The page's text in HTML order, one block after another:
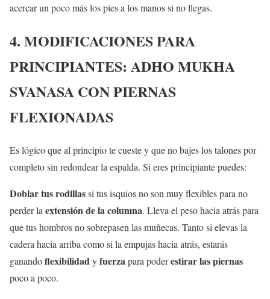
acercar un poco más los pies a los manos si no llegas.
4. MODIFICACIONES PARA
PRINCIPIANTES: ADHO MUKHA
SVANASA CON PIERNAS
FLEXIONADAS
Es lógico que al principio te cueste y que no bajes los talones por
completo sin redondear la espalda. Si eres principiante puedes:
Doblar tus rodillassi tus isquios no son muy flexibles para no
perder la extensión de la columna. Lleva el peso hacia atrás para
que tus hombros no sobrepasen las muñecas. Tanto si elevas la
cadera hacia arriba como si la empujas hacia atrás, estarás
ganandoflexibilidadyfuerzapara poderestirar las piernas
poco a poco.